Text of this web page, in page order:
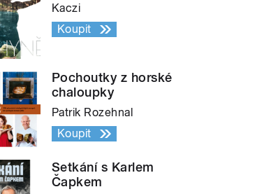
Kaczi
Koupit
Pochoutky z horské
chaloupky
Patrik Rozehnal
Koupit
Setkání s Karlem
Čapkem